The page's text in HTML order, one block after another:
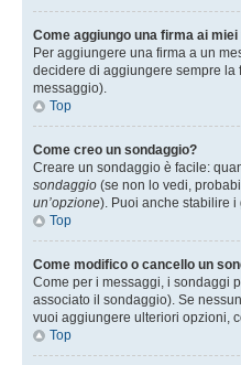
Come aggiungo una firma ai
Per aggiungere una firma a un
decidere di aggiungere sempre la
messaggio).
Top
Come creo un sondaggio?
Creare un sondaggio è facile:
sondaggio (se non lo vedi,
un’opzione). Puoi anche stabilire
Top
Come modifico o cancello un
Come per i messaggi, i sondaggi
associato il sondaggio). Se
vuoi aggiungere ulteriori opzioni,
Top